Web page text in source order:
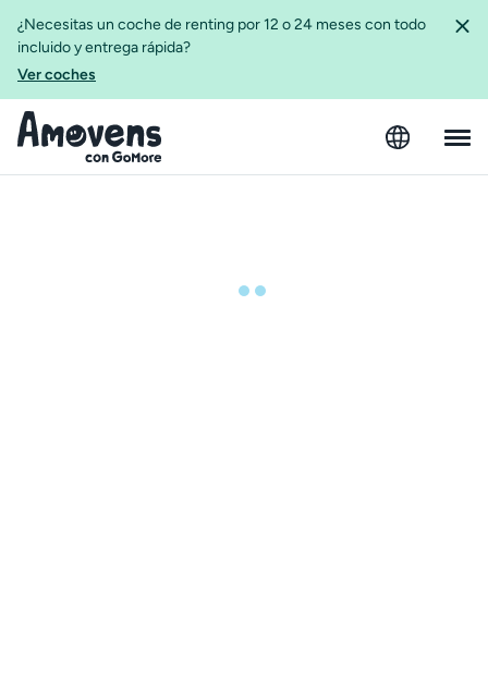
¿Necesitas un coche de renting por 12 o 24 meses con todo
incluido y entrega rápida?
Ver coches